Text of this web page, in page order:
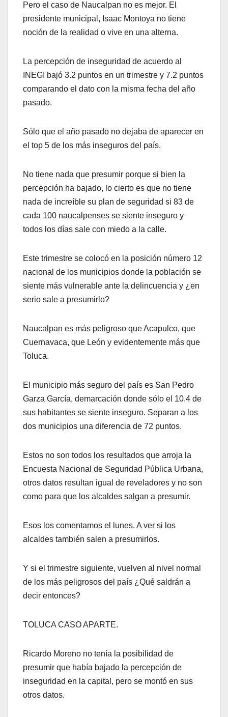
Pero el caso de Naucalpan no es mejor. El
presidente municipal, Isaac Montoya no tiene
noción de la realidad o vive en una alterna.
La percepción de inseguridad de acuerdo al
INEGI bajó 3.2 puntos en un trimestre y 7.2 puntos
comparando el dato con la misma fecha del año
pasado.
Sólo que el año pasado no dejaba de aparecer en
el top 5 de los más inseguros del país.
No tiene nada que presumir porque si bien la
percepción ha bajado, lo cierto es que no tiene
nada de increíble su plan de seguridad si 83 de
cada 100 naucalpenses se siente inseguro y
todos los días sale con miedo a la calle.
Este trimestre se colocó en la posición número 12
nacional de los municipios donde la población se
siente más vulnerable ante la delincuencia y ¿en
serio sale a presumirlo?
Naucalpan es más peligroso que Acapulco, que
Cuernavaca, que León y evidentemente más que
Toluca.
El municipio más seguro del país es San Pedro
Garza García, demarcación donde sólo el 10.4 de
sus habitantes se siente inseguro. Separan a los
dos municipios una diferencia de 72 puntos.
Estos no son todos los resultados que arroja la
Encuesta Nacional de Seguridad Pública Urbana,
otros datos resultan igual de reveladores y no son
como para que los alcaldes salgan a presumir.
Esos los comentamos el lunes. A ver si los
alcaldes también salen a presumirlos.
Y si el trimestre siguiente, vuelven al nivel normal
de los más peligrosos del país ¿Qué saldrán a
decir entonces?
TOLUCA CASO APARTE.
Ricardo Moreno no tenía la posibilidad de
presumir que había bajado la percepción de
inseguridad en la capital, pero se montó en sus
otros datos.